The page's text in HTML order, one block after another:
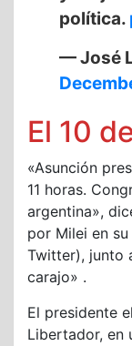
política.
— José
El 10
«Asunción
11 horas.
argentina»,
por Milei en
Twitter), junto
carajo» .
El presidente
Libertador, en